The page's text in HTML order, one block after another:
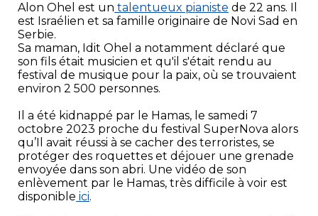
Alon Ohel est un talentueux pianiste de 22 ans. Il
est Israélien et sa famille originaire de Novi Sad en
Serbie.
Sa maman, Idit Ohel a notamment déclaré que
son fils était musicien et qu'il s'était rendu au
festival de musique pour la paix, où se trouvaient
environ 2 500 personnes.
Il a été kidnappé par le Hamas, le samedi 7
octobre 2023 proche du festival SuperNova alors
qu’Il avait réussi à se cacher des terroristes, se
protéger des roquettes et déjouer une grenade
envoyée dans son abri. Une vidéo de son
enlèvement par le Hamas, très difficile à voir est
disponible ici.